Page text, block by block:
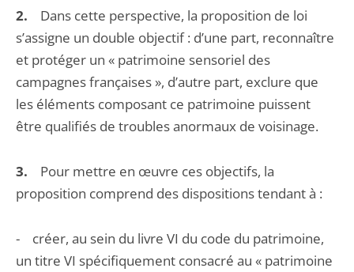
2. Dans cette perspective, la proposition de loi
s’assigne un double objectif : d’une part, reconnaître
et protéger un « patrimoine sensoriel des
campagnes françaises », d’autre part, exclure que
les éléments composant ce patrimoine puissent
être qualifiés de troubles anormaux de voisinage.
3. Pour mettre en œuvre ces objectifs, la
proposition comprend des dispositions tendant à :
- créer, au sein du livre VI du code du patrimoine,
un titre VI spécifiquement consacré au « patrimoine